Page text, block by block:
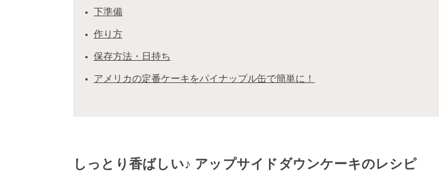
下準備
作り方
保存方法・日持ち
アメリカの定番ケーキをパイナップル缶で簡単に！
しっとり香ばしい♪ アップサイドダウンケーキのレシピ